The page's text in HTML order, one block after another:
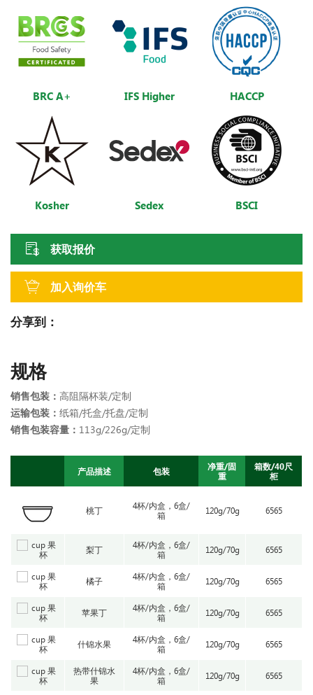
BRC A+ IFS Higher HACCP
Kosher Sedex BSCI
获取报价
加入询价车
分享到：
规格
销售包装： 高阻隔杯装/定制
运输包装： 纸箱/托盒/托盘/定制
销售包装容量： 113g/226g/定制
产品描述 包装
净重/固
重
箱数/40尺
柜
桃丁
4杯/内盒，6盒/
箱
120g/70g 6565
梨丁
4杯/内盒，6盒/
箱
120g/70g 6565
橘子
4杯/内盒，6盒/
箱
120g/70g 6565
苹果丁
4杯/内盒，6盒/
箱
120g/70g 6565
什锦水果
4杯/内盒，6盒/
箱
120g/70g 6565
热带什锦水
果
4杯/内盒，6盒/
箱
120g/70g 6565